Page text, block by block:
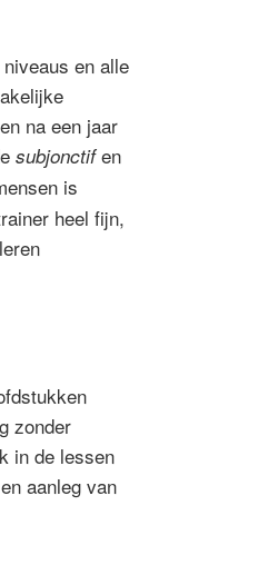
en alle
na een jaar
subjonctifen
is
heel fijn,
zonder
in de lessen
aanleg van